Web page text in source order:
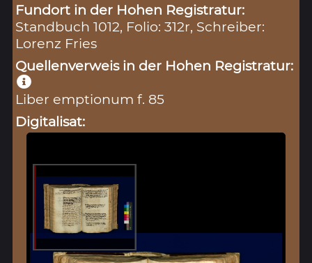
Fundort in der Hohen Registratur:
Standbuch 1012, Folio: 312r, Schreiber:
Lorenz Fries
Quellenverweis in der Hohen Registratur:
Liber emptionum f. 85
Digitalisat: